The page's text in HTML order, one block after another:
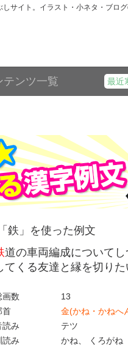
サイト。イラスト・小ネタ・ブロ
テンツ一覧 最近
「鉄」を使った例文
道の車両編成について
てくる友達と縁を切りた
画数
13
首
金(かね・かねへ
読み
テツ
読み
かね、 くろがね